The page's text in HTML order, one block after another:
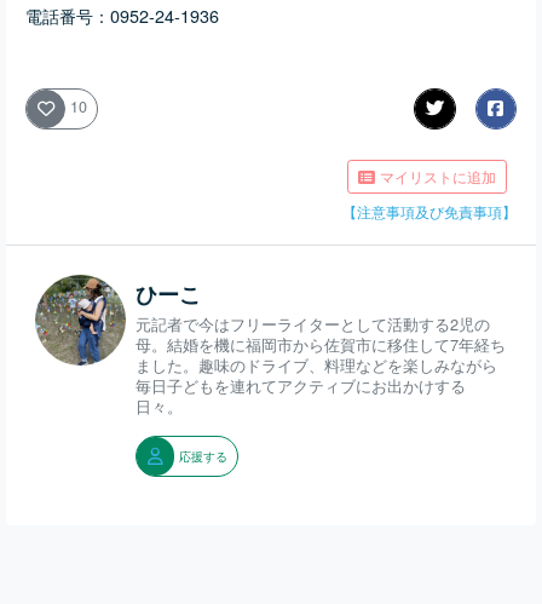
電話番号：0952‐24‐1936
10
マイリストに追加
【注意事項及び免責事項】
ひーこ
元記者で今はフリーライターとして活動する2児の
母。結婚を機に福岡市から佐賀市に移住して7年経ち
ました。趣味のドライブ、料理などを楽しみながら
毎日子どもを連れてアクティブにお出かけする
日々。
応援する